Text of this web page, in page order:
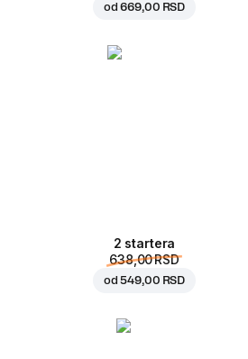
od669,00 RSD
2 startera
638,00 RSD
od549,00 RSD